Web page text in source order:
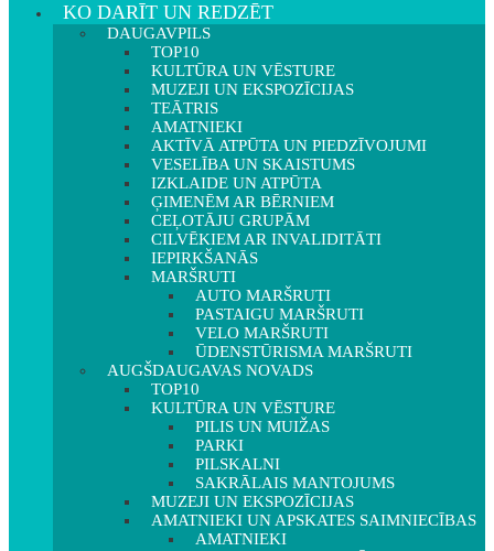
KO DARĪT UN REDZĒT
DAUGAVPILS
TOP10
KULTŪRA UN VĒSTURE
MUZEJI UN EKSPOZĪCIJAS
TEĀTRIS
AMATNIEKI
AKTĪVĀ ATPŪTA UN PIEDZĪVOJUMI
VESELĪBA UN SKAISTUMS
IZKLAIDE UN ATPŪTA
ĢIMENĒM AR BĒRNIEM
CEĻOTĀJU GRUPĀM
CILVĒKIEM AR INVALIDITĀTI
IEPIRKŠANĀS
MARŠRUTI
AUTO MARŠRUTI
PASTAIGU MARŠRUTI
VELO MARŠRUTI
ŪDENSTŪRISMA MARŠRUTI
AUGŠDAUGAVAS NOVADS
TOP10
KULTŪRA UN VĒSTURE
PILIS UN MUIŽAS
PARKI
PILSKALNI
SAKRĀLAIS MANTOJUMS
MUZEJI UN EKSPOZĪCIJAS
AMATNIEKI UN APSKATES SAIMNIECĪBAS
AMATNIEKI